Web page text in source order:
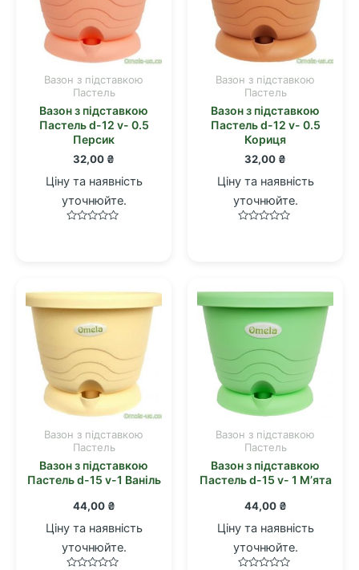
Вазон з підставкою
Пастель
Вазон з підставкою
Пастель d-12 v- 0.5
Персик
32,00 ₴
Ціну та наявність
уточнюйте.
Вазон з підставкою
Пастель
Вазон з підставкою
Пастель d-12 v- 0.5
Кориця
32,00 ₴
Ціну та наявність
уточнюйте.
Вазон з підставкою
Пастель
Вазон з підставкою
Пастель d-15 v-1 Ваніль
44,00 ₴
Ціну та наявність
уточнюйте.
Вазон з підставкою
Пастель
Вазон з підставкою
Пастель d-15 v- 1 М’ята
44,00 ₴
Ціну та наявність
уточнюйте.